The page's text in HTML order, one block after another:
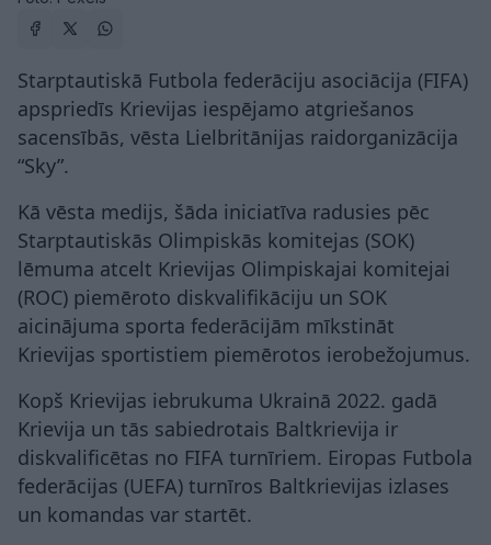
Starptautiskā Futbola federāciju asociācija (FIFA)
apspriedīs Krievijas iespējamo atgriešanos
sacensībās, vēsta Lielbritānijas raidorganizācija
“Sky”.
Kā vēsta medijs, šāda iniciatīva radusies pēc
Starptautiskās Olimpiskās komitejas (SOK)
lēmuma atcelt Krievijas Olimpiskajai komitejai
(ROC) piemēroto diskvalifikāciju un SOK
aicinājuma sporta federācijām mīkstināt
Krievijas sportistiem piemērotos ierobežojumus.
Kopš Krievijas iebrukuma Ukrainā 2022. gadā
Krievija un tās sabiedrotais Baltkrievija ir
diskvalificētas no FIFA turnīriem. Eiropas Futbola
federācijas (UEFA) turnīros Baltkrievijas izlases
un komandas var startēt.